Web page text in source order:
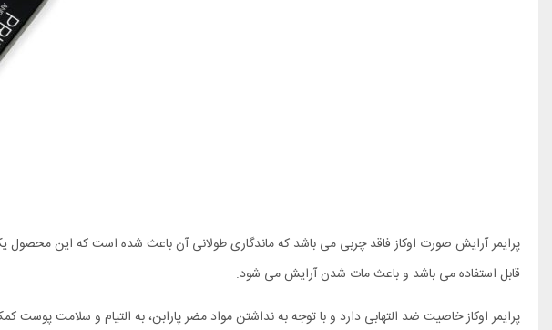
پرایمر آرایش صورت اوکاز فاقد چربی می باشد که ماندگاری طولانی آن باعث شده است که این
قابل استفاده می باشد و باعث مات شدن آرایش می شود.